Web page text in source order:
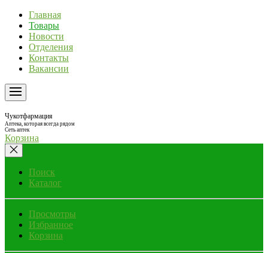
Главная
Товары
Новости
Отделения
Контакты
Вакансии
Чукотфармация
Аптека, которая всегда рядом
Сеть аптек
Корзина
Поиск
Каталог
Просмотры
Избранное
Корзина